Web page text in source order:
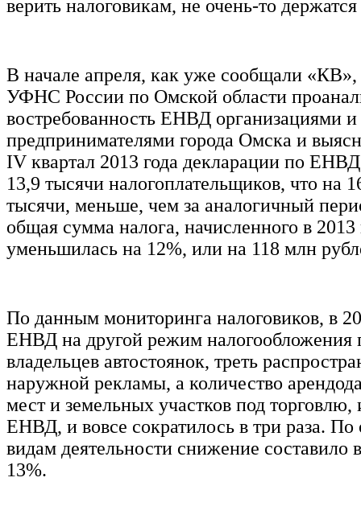
верить налоговикам, не очень-то
В начале апреля, как уже сообщали
УФНС России по Омской области
востребованность ЕНВД организациями и
предпринимателями города Омска и
IV квартал 2013 года декларации по
13,9 тысячи налогоплательщиков, что на
тысячи, меньше, чем за аналогичный
общая сумма налога, начисленного в 2013
уменьшилась на 12%, или на 118 млн
По данным мониторинга налоговиков, в
ЕНВД на другой режим налогообложения
владельцев автостоянок, треть
наружной рекламы, а количество
мест и земельных участков под
ЕНВД, и вовсе сократилось в три раза.
видам деятельности снижение составило
13%.